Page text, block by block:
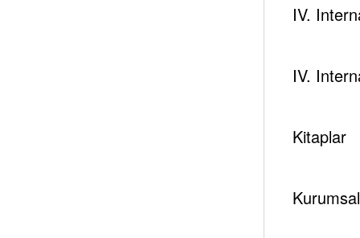
IV.
IV.
Kitaplar